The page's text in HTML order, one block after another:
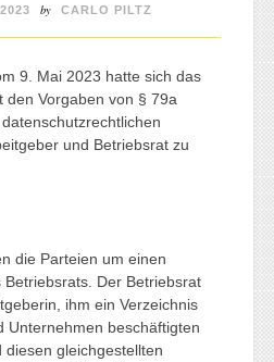
by CARLO PILTZ
9. Mai 2023 hatte sich das
den Vorgaben von § 79a
und Betriebsrat zu
die Parteien um einen
Der Betriebsrat
ihm ein Verzeichnis
Unternehmen beschäftigten
gleichgestellten